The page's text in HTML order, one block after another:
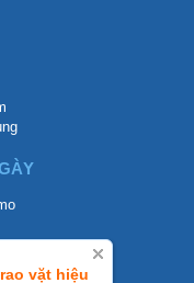
vặt hiệu